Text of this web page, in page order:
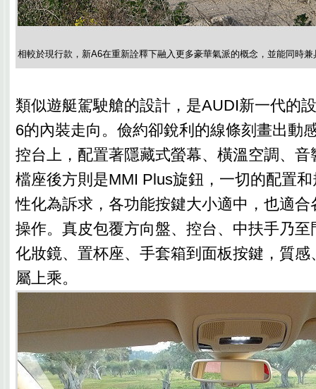
相較於現行款，新A6在重新詮釋下融入更多豪華氣派的概念，並能同時
類似遊艇駕駛艙的設計，是AUDI新一代的
6的內裝走向。儉約卻銳利的線條刻畫出動
控台上，配置著隱藏式螢幕、橫溫空調、
檔座後方則是MMI Plus旋鈕，一切的配置
性化為訴求，各功能按鍵大小適中，也適
操作。真皮包覆方向盤、控台、中扶手乃
化妝鏡、置杯座、手套箱到面板按鍵，質
屬上乘。